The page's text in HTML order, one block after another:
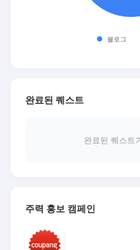
완료된 퀘스트
완료된 퀘스트
주력 홍보 캠페인